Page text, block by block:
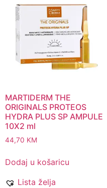
MARTIDERM THE
ORIGINALS PROTEOS
HYDRA PLUS SP AMPULE
10X2 ml
44,70 KM
Dodaj u košaricu
Lista želja